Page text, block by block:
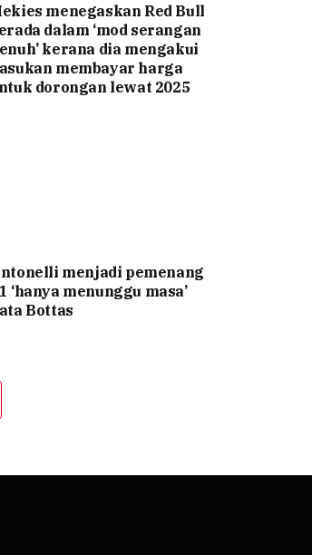
menegaskan Red Bull
dalam ‘mod serangan
kerana dia mengakui
membayar harga
dorongan lewat 2025
menjadi pemenang
‘hanya menunggu masa’
Bottas